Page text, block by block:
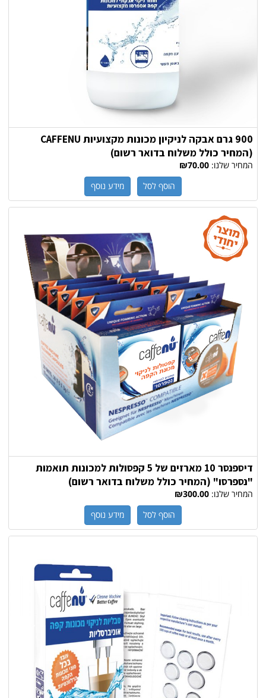
900 גרם אבקה לניקיון מכונות מקצועיות CAFFENU
(המחיר כולל משלוח בדואר רשום)
המחיר שלנו: ₪70.00
הוסף לסל מידע נוסף
דיספנסר 10 מארזים של 5 קפסולות למכונות תואמות
"נספרסו" (המחיר כולל משלוח בדואר רשום)
המחיר שלנו: ₪300.00
הוסף לסל מידע נוסף